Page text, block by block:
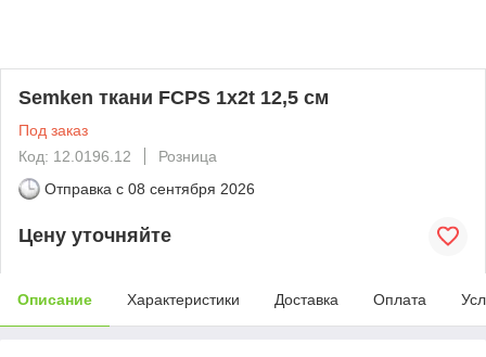
Semken ткани FCPS 1x2t 12,5 см
Под заказ
Код: 12.0196.12
Розница
Отправка с 08 сентября 2026
Цену уточняйте
Описание Характеристики Доставка Оплата